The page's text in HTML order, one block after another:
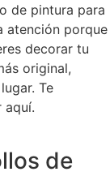
de pintura para
atención porque
decorar tu
original,
Te
aquí.
de